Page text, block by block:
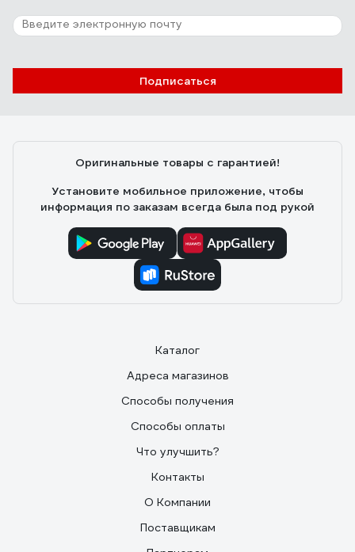
Подписаться
Оригинальные товары с гарантией!
Установите мобильное приложение, чтобы
информация по заказам всегда была под рукой
Каталог
Адреса магазинов
Способы получения
Способы оплаты
Что улучшить?
Контакты
О Компании
Поставщикам